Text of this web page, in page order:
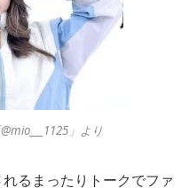
」より
るまったりトークでファ